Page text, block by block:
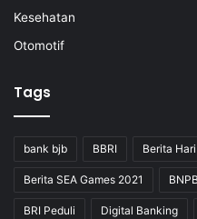
Kesehatan
Otomotif
Tags
bank bjb BBRI Berita
Berita SEA Games 2021 BNPB
BRI Peduli Digital Banking